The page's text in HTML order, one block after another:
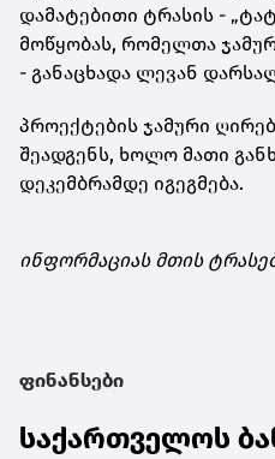
დამატებითი ტრასის -
მოწყობას, რომელთა
- განაცხადა ლევან
პროექტების ჯამური
შეადგენს, ხოლო მათი
დეკემბრამდე იგეგმება.
ინფორმაციას მთის
ფინანსები
საქართველოს